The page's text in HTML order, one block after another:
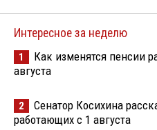
Интересное за неделю
1
Как изменятся пенсии
августа
2
Сенатор Косихина
работающих с 1 августа